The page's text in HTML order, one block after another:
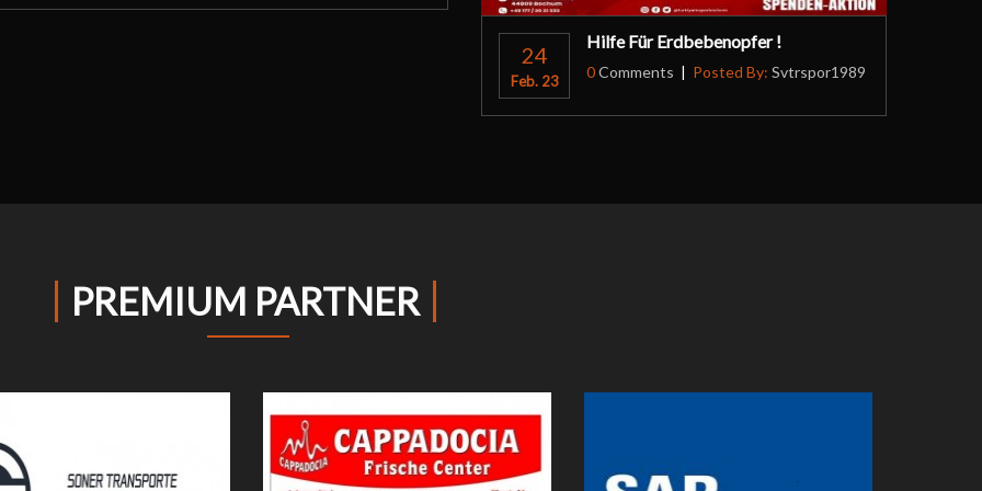
24
Feb. 23
Hilfe Für Erdbebenopfer !
0Comments Posted By: Svtrspor1989
PREMIUM PARTNER
Soner Transporte Cappadocia SAR Industrieservice GmbH